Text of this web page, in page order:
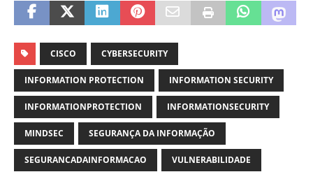
CISCO CYBERSECURITY
INFORMATION PROTECTION INFORMATION SECURITY
INFORMATIONPROTECTION INFORMATIONSECURITY
MINDSEC SEGURANÇA DA INFORMAÇÃO
SEGURANCADAINFORMACAO VULNERABILIDADE